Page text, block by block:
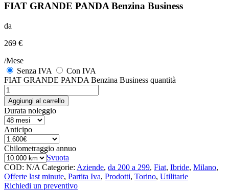
FIAT GRANDE PANDA Benzina Business
da
269 €
/Mese
Senza IVA
Con IVA
FIAT GRANDE PANDA Benzina Business quantità
Aggiungi al carrello
Durata noleggio
Anticipo
Chilometraggio annuo
Svuota
COD: N/A Categorie: Aziende, da 200 a 299, Fiat, Ibride, Milano,
Offerte last minute, Partita Iva, Prodotti, Torino, Utilitarie
Richiedi un preventivo